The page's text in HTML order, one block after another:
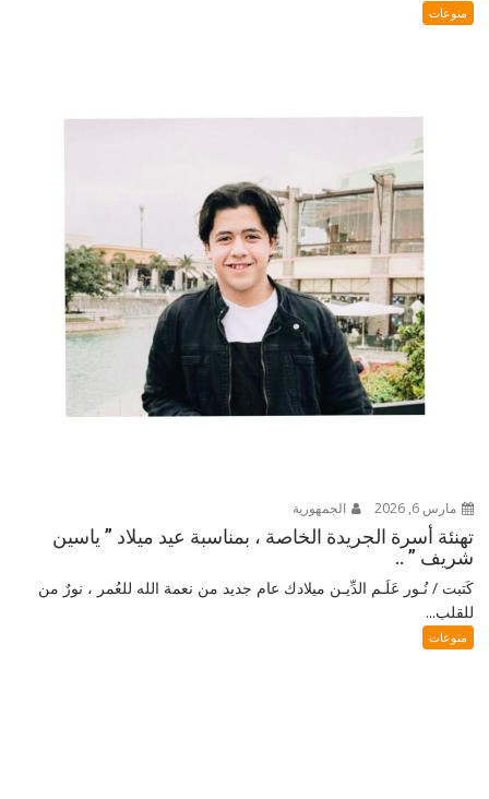
منوعات
مارس 6, 2026 الجمهورية
تهنئة أسرة الجريدة الخاصة ، بمناسبة عيد ميلاد ” ياسين
شريف ” ..
كَتبت / نُـور عَلَـم الدِّيـن ميلادك عام جديد من نعمة الله للعُمر ، نورٌ من
للقلب...
منوعات